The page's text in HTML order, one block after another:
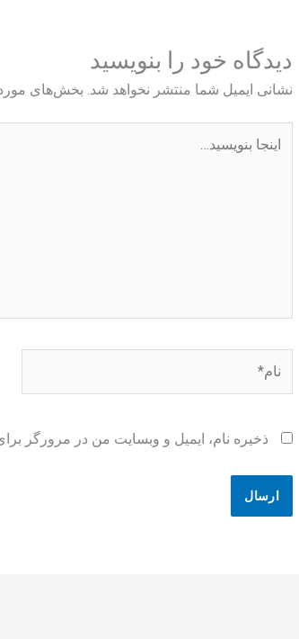
دیدگاه‌ خود را بنویسید
نشانی ایمیل شما منتشر نخواهد شد. بخش‌های
بنویسید…
ذخیره نام، ایمیل و وبسایت من در مرورگر